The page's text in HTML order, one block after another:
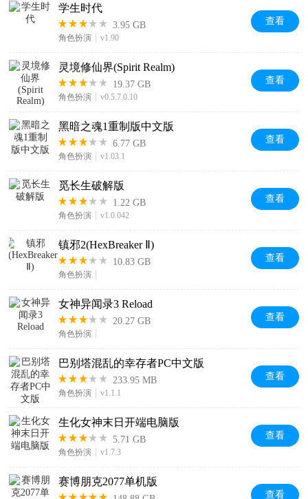
学生时代
3.95 GB
角色扮演 v1.90
查看
灵境修仙界(Spirit Realm)
19.37 GB
角色扮演 v0.5.7.0.10
查看
黑暗之魂1重制版中文版
6.77 GB
角色扮演 v1.03.1
查看
觅长生破解版
1.22 GB
角色扮演 v1.0.042
查看
镇邪2(HexBreaker Ⅱ)
10.83 GB
角色扮演
查看
女神异闻录3 Reload
20.27 GB
角色扮演
查看
巴别塔混乱的幸存者PC中文版
233.95 MB
角色扮演 v1.1.1
查看
生化女神末日开端电脑版
5.71 GB
角色扮演 v1.7.3
查看
赛博朋克2077单机版
查看